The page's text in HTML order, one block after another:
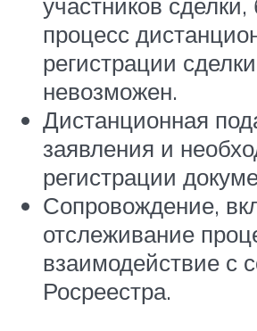
процесс
регистрации
невозможен.
Дистанционная
заявления и
регистрации
Сопровождение,
отслеживание
взаимодействие с
Росреестра.